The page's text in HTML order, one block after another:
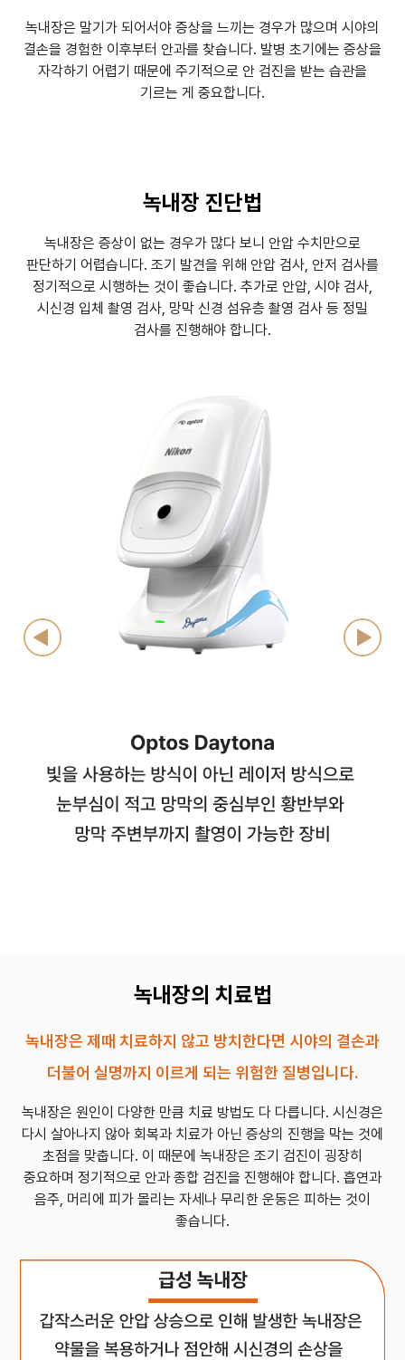
녹내장은 말기가 되어서야 증상을 느끼는 경우가 많으며 시야의
결손을 경험한 이후부터 안과를 찾습니다. 발병 초기에는 증상을
자각하기 어렵기 때문에 주기적으로 안 검진을 받는 습관을
기르는 게 중요합니다.
녹내장 진단법
녹내장은 증상이 없는 경우가 많다 보니 안압 수치만으로
판단하기 어렵습니다. 조기 발견을 위해 안압 검사, 안저 검사를
정기적으로 시행하는 것이 좋습니다. 추가로 안압, 시야 검사,
시신경 입체 촬영 검사, 망막 신경 섬유층 촬영 검사 등 정밀
검사를 진행해야 합니다.
녹내장의 치료법
녹내장은 제때 치료하지 않고 방치한다면 시야의 결손과
더불어 실명까지 이르게 되는 위험한 질병입니다.
녹내장은 원인이 다양한 만큼 치료 방법도 다 다릅니다. 시신경은
다시 살아나지 않아 회복과 치료가 아닌 증상의 진행을 막는 것에
초점을 맞춥니다. 이 때문에 녹내장은 조기 검진이 굉장히
중요하며 정기적으로 안과 종합 검진을 진행해야 합니다. 흡연과
음주, 머리에 피가 몰리는 자세나 무리한 운동은 피하는 것이
좋습니다.